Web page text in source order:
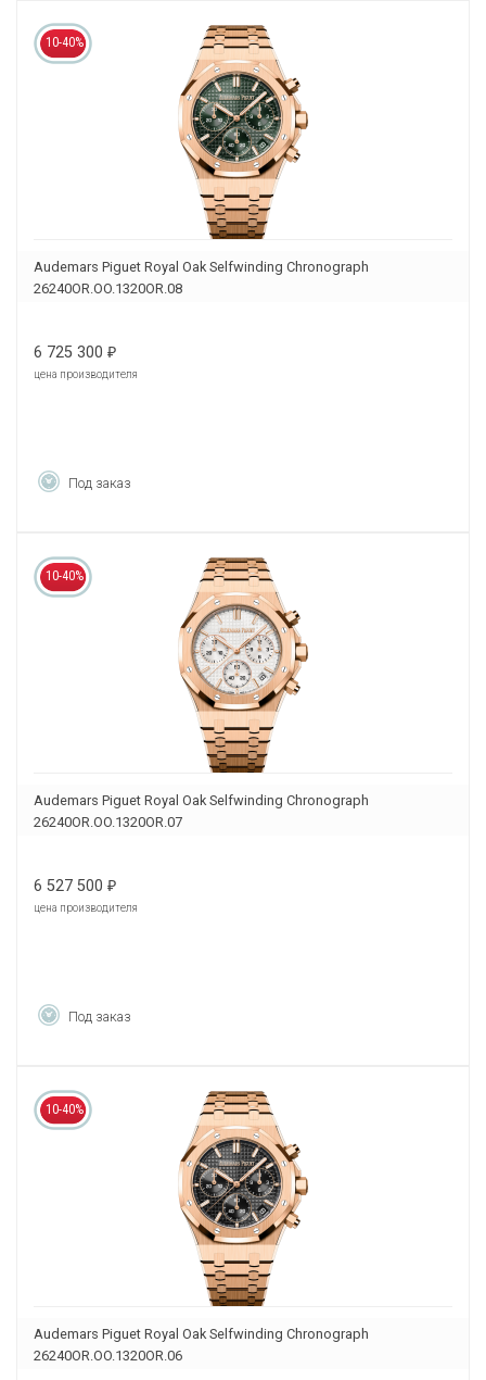
10-40%
Audemars Piguet Royal Oak Selfwinding Chronograph
26240OR.OO.1320OR.08
6 725 300 ₽
цена производителя
Под заказ
10-40%
Audemars Piguet Royal Oak Selfwinding Chronograph
26240OR.OO.1320OR.07
6 527 500 ₽
цена производителя
Под заказ
10-40%
Audemars Piguet Royal Oak Selfwinding Chronograph
26240OR.OO.1320OR.06